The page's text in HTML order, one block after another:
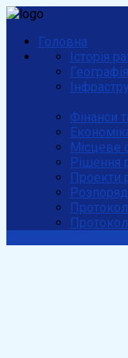
Головна
Історія
Географія
Фінанси
Місцеве
Рішення
Проекти